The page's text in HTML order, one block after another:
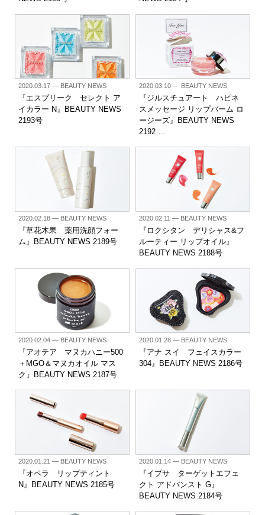
2020.03.17— BEAUTY NEWS
『エスプリーク セレクト ア
イカラー N』BEAUTY NEWS
2193号
2020.03.10— BEAUTY NEWS
『ジルスチュアート ハピネ
スメッセージ リップバーム ロ
ージーズ』BEAUTY NEWS
2192 …
2020.02.18— BEAUTY NEWS
『草花木果 薬用洗顔フォー
ム』BEAUTY NEWS 2189号
2020.02.11— BEAUTY NEWS
『ロクシタン デリシャス&フ
ルーティー リップオイル』
BEAUTY NEWS 2188号
2020.02.04— BEAUTY NEWS
『アオテア マヌカハニー500
＋MGO＆マヌカオイル マス
ク』BEAUTY NEWS 2187号
2020.01.28— BEAUTY NEWS
『アナ スイ フェイスカラー
304』BEAUTY NEWS 2186号
2020.01.21— BEAUTY NEWS
『オペラ リップティント
N』BEAUTY NEWS 2185号
2020.01.14— BEAUTY NEWS
『イプサ ターゲットエフェ
クト アドバンスト G』
BEAUTY NEWS 2184号